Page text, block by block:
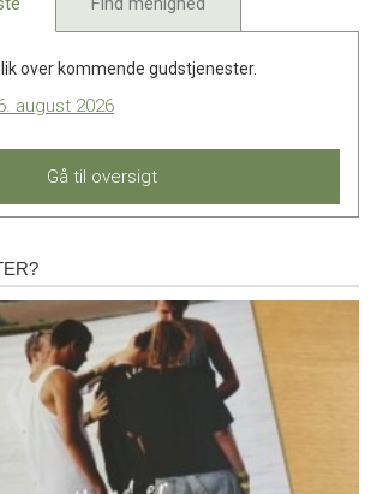
over kommende gudstjenester.
august 2026
Gå til oversigt